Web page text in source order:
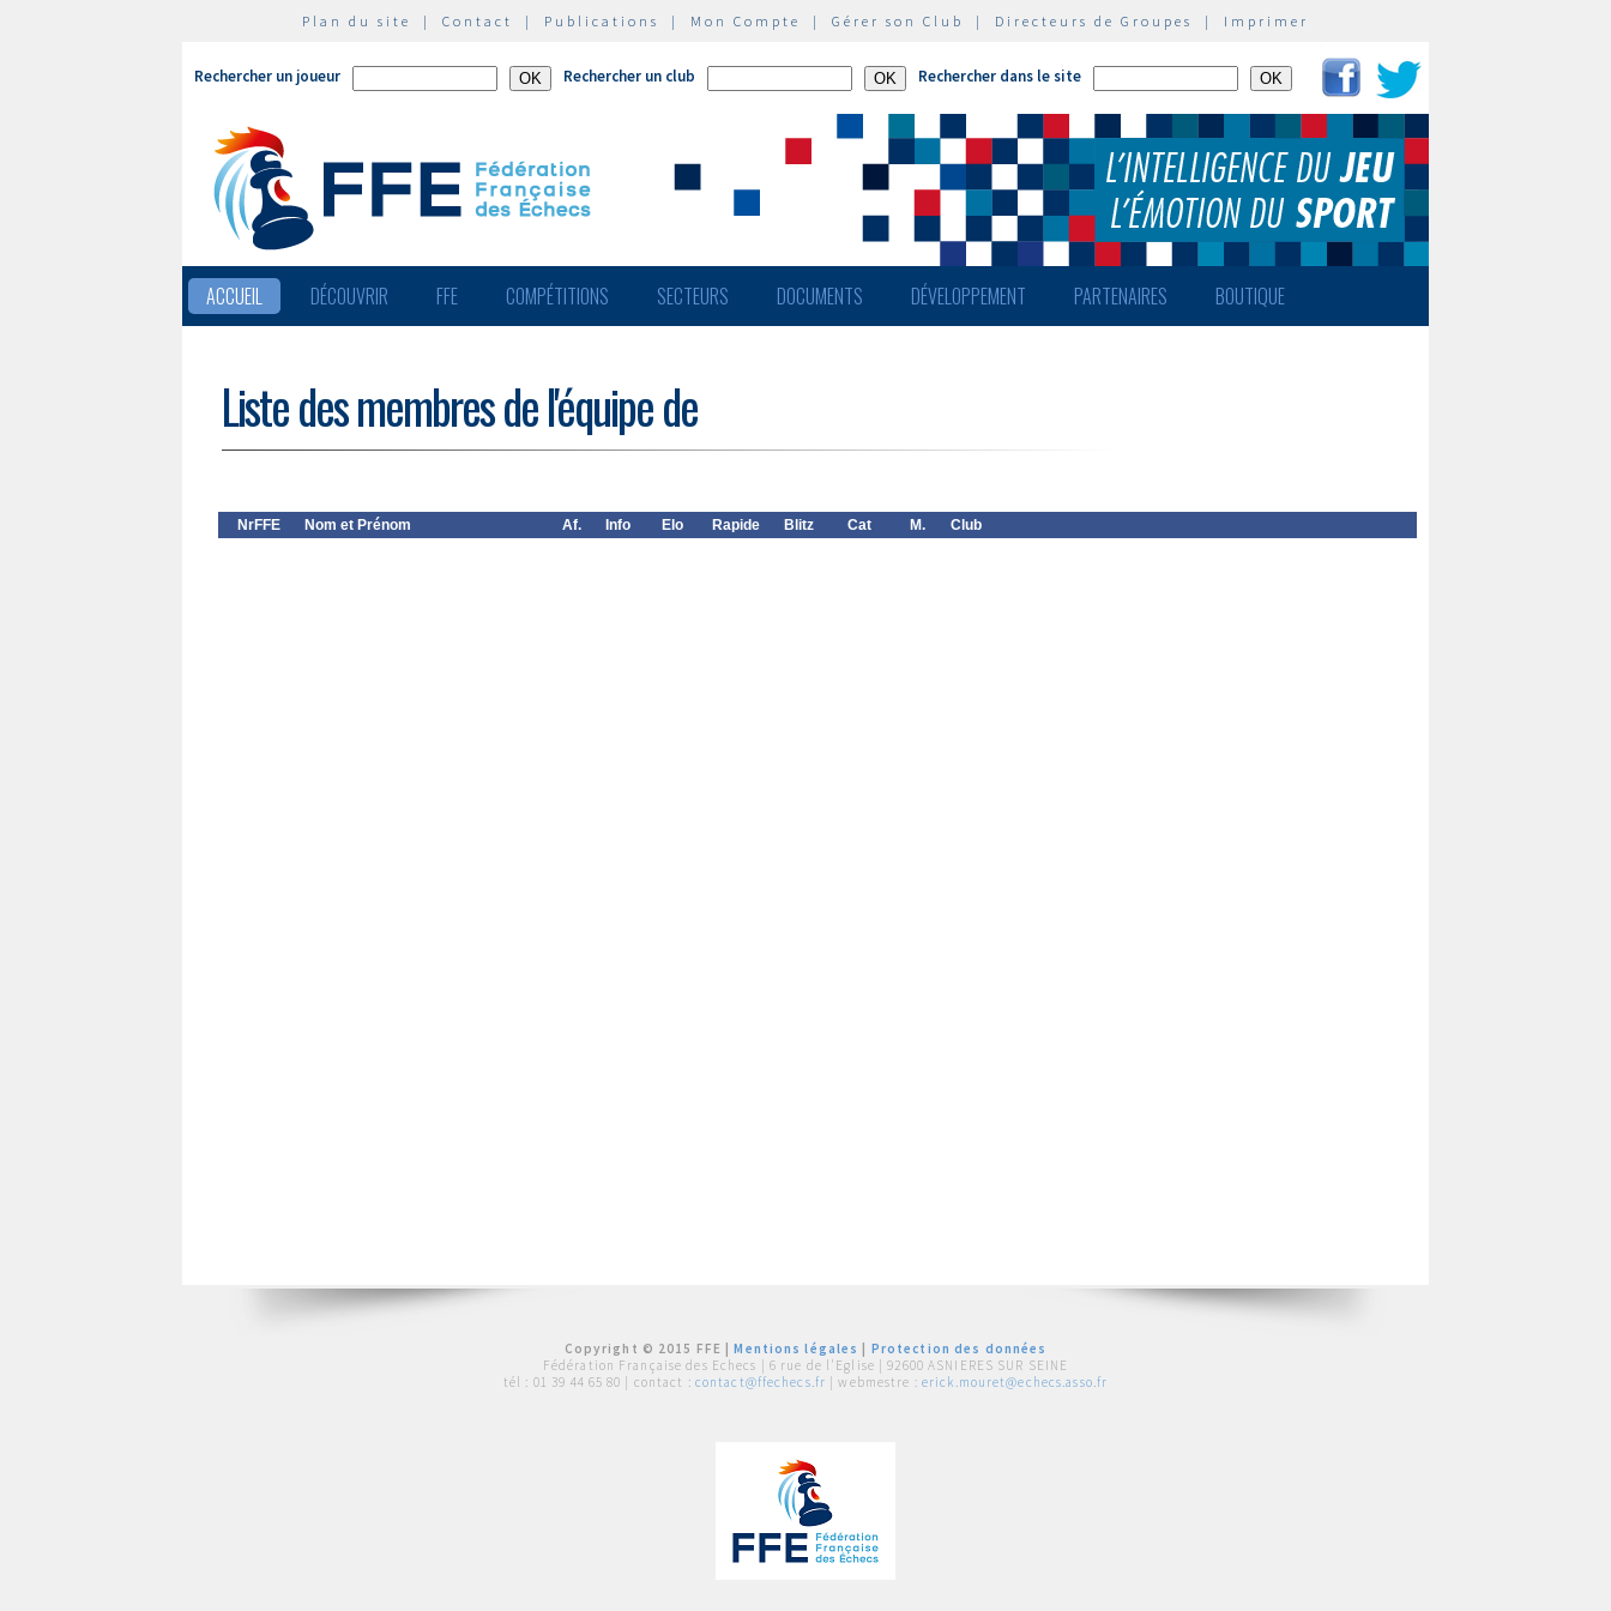
Plan du site | Contact | Publications | Mon Compte | Gérer son Club | Directeurs de Groupes | Imprimer
Rechercher un joueur Rechercher un club Rechercher dans le site
ACCUEIL DÉCOUVRIR FFE COMPÉTITIONS SECTEURS DOCUMENTS DÉVELOPPEMENT PARTENAIRES BOUTIQUE
Liste des membres de l'équipe de
NrFFE Nom et Prénom Af. Info Elo Rapide Blitz Cat M. Club
Copyright © 2015 FFE |Mentions légales
Protection des données
Fédération Française des Echecs | 6 rue de l'Eglise | 92600 ASNIERES SUR SEINE
tél : 01 39 44 65 80 | contact : contact@ffechecs.fr | webmestre : erick.mouret@echecs.asso.fr